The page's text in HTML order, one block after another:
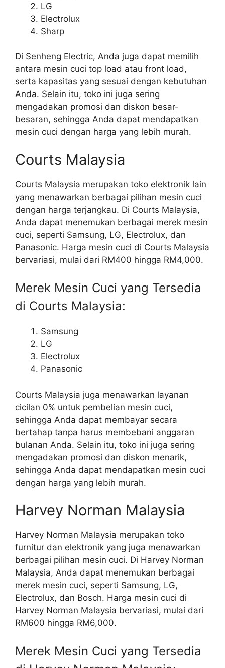
LG
Electrolux
Sharp
Di Senheng Electric, Anda juga dapat memilih
antara mesin cuci top load atau front load,
serta kapasitas yang sesuai dengan kebutuhan
Anda. Selain itu, toko ini juga sering
mengadakan promosi dan diskon besar-
besaran, sehingga Anda dapat mendapatkan
mesin cuci dengan harga yang lebih murah.
Courts Malaysia
Courts Malaysia merupakan toko elektronik lain
yang menawarkan berbagai pilihan mesin cuci
dengan harga terjangkau. Di Courts Malaysia,
Anda dapat menemukan berbagai merek mesin
cuci, seperti Samsung, LG, Electrolux, dan
Panasonic. Harga mesin cuci di Courts Malaysia
bervariasi, mulai dari RM400 hingga RM4,000.
Merek Mesin Cuci yang Tersedia
di Courts Malaysia:
Samsung
LG
Electrolux
Panasonic
Courts Malaysia juga menawarkan layanan
cicilan 0% untuk pembelian mesin cuci,
sehingga Anda dapat membayar secara
bertahap tanpa harus membebani anggaran
bulanan Anda. Selain itu, toko ini juga sering
mengadakan promosi dan diskon menarik,
sehingga Anda dapat mendapatkan mesin cuci
dengan harga yang lebih murah.
Harvey Norman Malaysia
Harvey Norman Malaysia merupakan toko
furnitur dan elektronik yang juga menawarkan
berbagai pilihan mesin cuci. Di Harvey Norman
Malaysia, Anda dapat menemukan berbagai
merek mesin cuci, seperti Samsung, LG,
Electrolux, dan Bosch. Harga mesin cuci di
Harvey Norman Malaysia bervariasi, mulai dari
RM600 hingga RM6,000.
Merek Mesin Cuci yang Tersedia